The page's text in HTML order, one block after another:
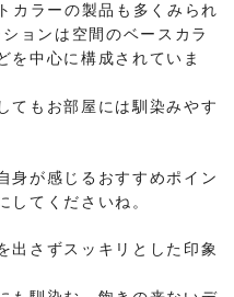
カラーの製品も多くみられ
ョンは空間のベースカラ
を中心に構成されていま
てもお部屋には馴染みやす
身が感じるおすすめポイン
してくださいね。
さずスッキリとした印象